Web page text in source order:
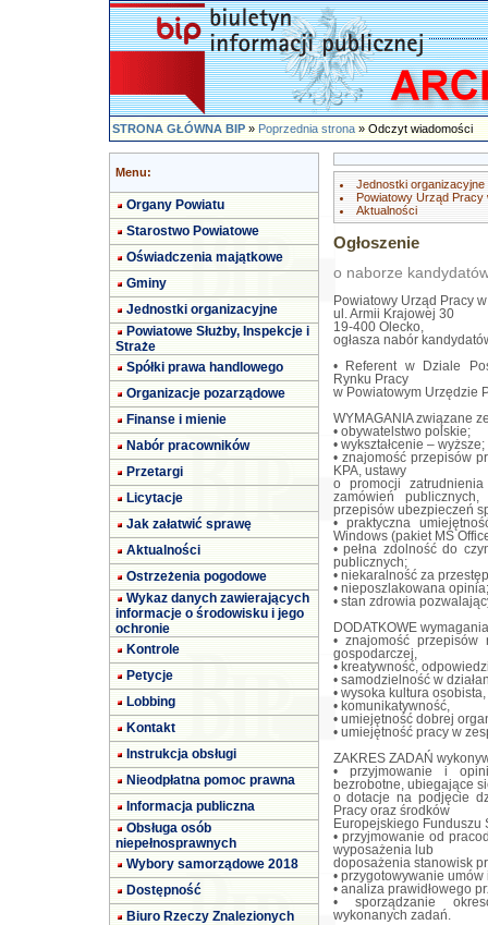
STRONA GŁÓWNA BIP»Poprzednia strona» Odczyt wiadomości
Menu:
Organy Powiatu
Starostwo Powiatowe
Oświadczenia majątkowe
Gminy
Jednostki organizacyjne
Powiatowe Służby, Inspekcje i
Straże
Spółki prawa handlowego
Organizacje pozarządowe
Finanse i mienie
Nabór pracowników
Przetargi
Licytacje
Jak załatwić sprawę
Aktualności
Ostrzeżenia pogodowe
Wykaz danych zawierających
informacje o środowisku i jego
ochronie
Kontrole
Petycje
Lobbing
Kontakt
Instrukcja obsługi
Nieodpłatna pomoc prawna
Informacja publiczna
Obsługa osób
niepełnosprawnych
Wybory samorządowe 2018
Dostępność
Biuro Rzeczy Znalezionych
Jednostki organizacyjne
Powiatowy Urząd Pracy
Aktualności
Ogłoszenie
o naborze
Powiatowy Urząd Pracy
ul. Armii Krajowej 30
19-400 Olecko,
ogłasza nabór
• Referent w Dziale
Rynku Pracy
w Powiatowym Urzędzie
WYMAGANIA związane
• obywatelstwo polskie;
• wykształcenie – wyższe;
• znajomość przepisów
KPA, ustawy
o promocji
zamówień
przepisów ubezpieczeń
• praktyczna
Windows (pakiet MS
• pełna zdolność do
publicznych;
• niekaralność za
• nieposzlakowana opinia;
• stan zdrowia
DODATKOWE
• znajomość przepisów
gospodarczej,
• kreatywność,
• samodzielność w
• wysoka kultura osobista,
• komunikatywność,
• umiejętność dobrej
• umiejętność pracy w
ZAKRES ZADAŃ
• przyjmowanie i
bezrobotne, ubiegające
o dotacje na podjęcie
Pracy oraz środków
Europejskiego Funduszu
• przyjmowanie od
wyposażenia lub
doposażenia stanowisk
• przygotowywanie
• analiza prawidłowego
• sporządzanie
wykonanych zadań.